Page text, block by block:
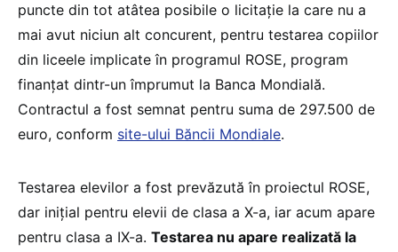
puncte din tot atâtea posibile o licitație la care nu a
mai avut niciun alt concurent, pentru testarea copiilor
din liceele implicate în programul ROSE, program
finanțat dintr-un împrumut la Banca Mondială.
Contractul a fost semnat pentru suma de 297.500 de
euro, conform site-ului Băncii Mondiale.
Testarea elevilor a fost prevăzută în proiectul ROSE,
dar inițial pentru elevii de clasa a X-a, iar acum apare
pentru clasa a IX-a. Testarea nu apare realizată la